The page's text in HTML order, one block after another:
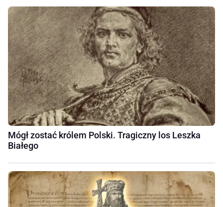
Mógł zostać królem Polski. Tragiczny los Leszka
Białego